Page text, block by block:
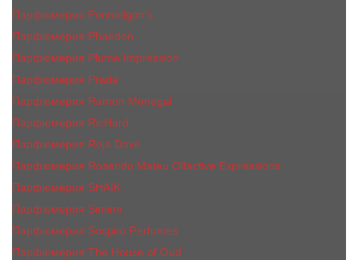
Парфюмерия Penhaligon's
Парфюмерия Phaedon
Парфюмерия Plume Impression
Парфюмерия Prada
Парфюмерия Ramon Monegal
Парфюмерия RicHard
Парфюмерия Roja Dove
Парфюмерия Rosendo Mateu Olfactive Expressions
Парфюмерия SHAIK
Парфюмерия Simimi
Парфюмерия Sospiro Perfumes
Парфюмерия The House of Oud